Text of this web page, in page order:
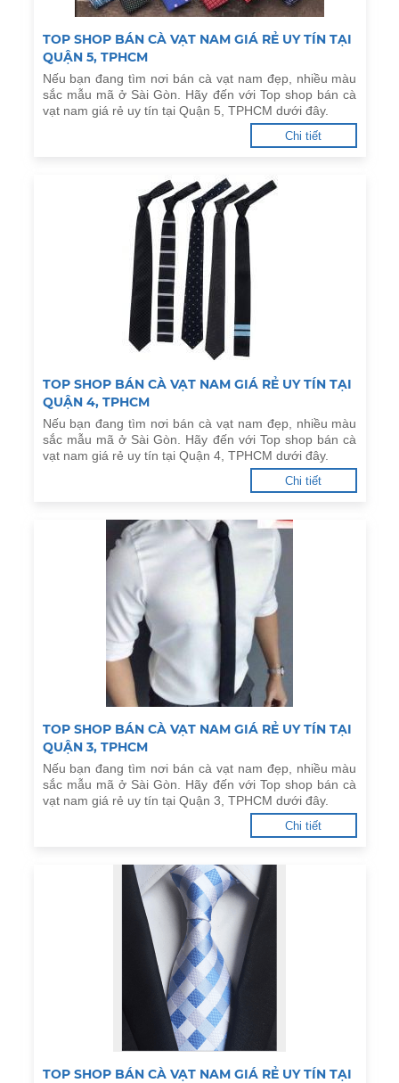
TOP SHOP BÁN CÀ VẠT NAM GIÁ RẺ UY TÍN TẠI
QUẬN 5, TPHCM
Nếu bạn đang tìm nơi bán cà vạt nam đẹp, nhiều màu
sắc mẫu mã ở Sài Gòn. Hãy đến với Top shop bán cà
vạt nam giá rẻ uy tín tại Quận 5, TPHCM dưới đây.
Chi tiết
TOP SHOP BÁN CÀ VẠT NAM GIÁ RẺ UY TÍN TẠI
QUẬN 4, TPHCM
Nếu bạn đang tìm nơi bán cà vạt nam đẹp, nhiều màu
sắc mẫu mã ở Sài Gòn. Hãy đến với Top shop bán cà
vạt nam giá rẻ uy tín tại Quận 4, TPHCM dưới đây.
Chi tiết
TOP SHOP BÁN CÀ VẠT NAM GIÁ RẺ UY TÍN TẠI
QUẬN 3, TPHCM
Nếu bạn đang tìm nơi bán cà vạt nam đẹp, nhiều màu
sắc mẫu mã ở Sài Gòn. Hãy đến với Top shop bán cà
vạt nam giá rẻ uy tín tại Quận 3, TPHCM dưới đây.
Chi tiết
TOP SHOP BÁN CÀ VẠT NAM GIÁ RẺ UY TÍN TẠI